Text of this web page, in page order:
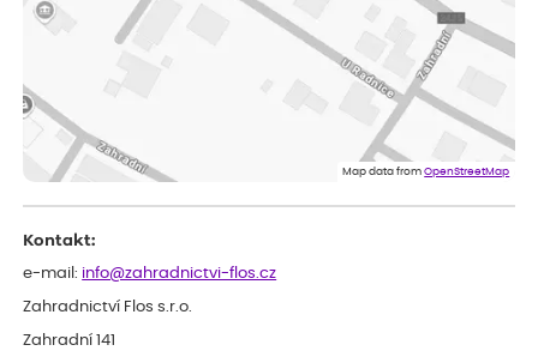
velice dobře prospívají
Jarda
ověřený nákup
Dobrý den, byli jsme spokojeni
Eshop, objednání bylo v pořádku, žádný problém. Jen jsem byla
smutná z dodávky jedné kytky, která nebyla v nejlepší kondici a i
Map data fromOpenStreetMap
Kontakt:
e-mail: info@zahradnictvi-flos.cz
Zahradnictví Flos s.r.o.
Zahradní 141